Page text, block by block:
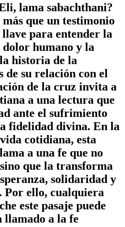
lama sabachthani?
más que un testimonio
para entender la
humano y la
historia de la
de su relación con el
de la cruz invita a
a una lectura que
ante el sufrimiento
fidelidad divina. En la
cotidiana, esta
a una fe que no
que la transforma
solidaridad y
Por ello, cualquiera
este pasaje puede
llamado a la fe